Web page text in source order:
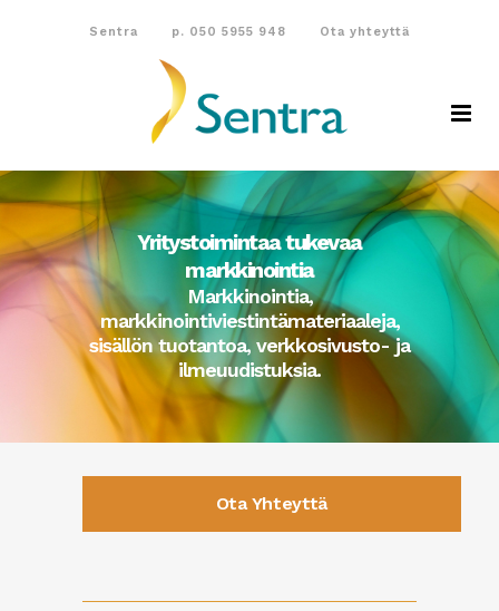
Sentra p. 050 5955 948 Ota yhteyttä
Yritystoimintaa tukevaa
markkinointia
Markkinointia,
markkinointiviestintämateriaaleja,
sisällön tuotantoa, verkkosivusto- ja
ilmeuudistuksia.
Ota Yhteyttä